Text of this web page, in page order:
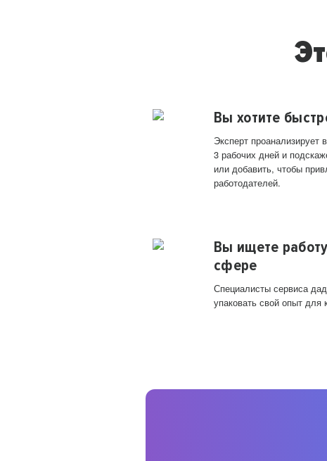
Вы хотите
Эксперт
3 рабочих дней и
или добавить, чтобы
работодателей.
Вы ищете
сфере
Специалисты сервиса
упаковать свой опыт для